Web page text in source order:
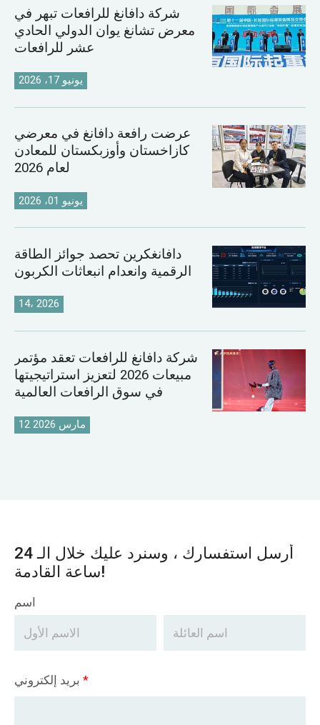
شركة دافانغ للرافعات تبهر في
معرض تشانغ يوان الدولي الحادي
عشر للرافعات
يونيو 17، 2026
عرضت رافعة دافانغ في معرضي
كازاخستان وأوزبكستان للمعادن
لعام 2026
يونيو 01، 2026
دافانغكرين تحصد جوائز الطاقة
الرقمية وانعدام انبعاثات الكربون
14، 2026
شركة دافانغ للرافعات تعقد مؤتمر
مبيعات 2026 لتعزيز استراتيجيتها
في سوق الرافعات العالمية
12 مارس 2026
أرسل استفسارك ، وسنرد عليك خلال الـ 24
ساعة القادمة!
اسم
*